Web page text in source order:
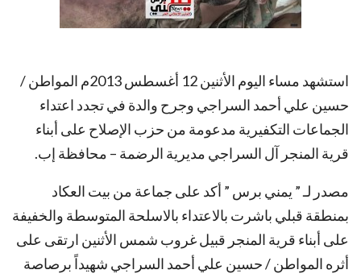
استشهد مساء اليوم الأثنين 12 أغسطس 2013م المواطن /
حسين علي أحمد السراجي وجرح والدة في تجدد اعتداء
الجماعات التكفيرية مدعومة من حزب الإصلاح على أبناء
قرية المنجر آل السراجي مديرية الرضمة – محافظة إب.
مصدر لـ ” يمني برس ” أكد على جماعة من بيت العكاد
بمنطقة قبلي باشرت بالاعتداء بالاسلحة المتوسطة والخفيفة
على أبناء قرية المنجر قبيل غروب شمس الأثنين ارتقى على
أثره المواطن / حسين علي أحمد السراجي شهيداً برصاصة